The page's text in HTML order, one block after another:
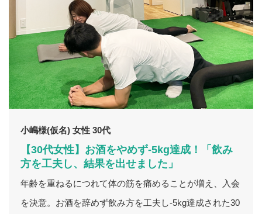
小嶋様(仮名) 女性 30代
【30代女性】お酒をやめず-5kg達成！「飲み
方を工夫し、結果を出せました」
年齢を重ねるにつれて体の筋を痛めることが増え、入会
を決意。お酒を辞めず飲み方を工夫し-5kg達成された30